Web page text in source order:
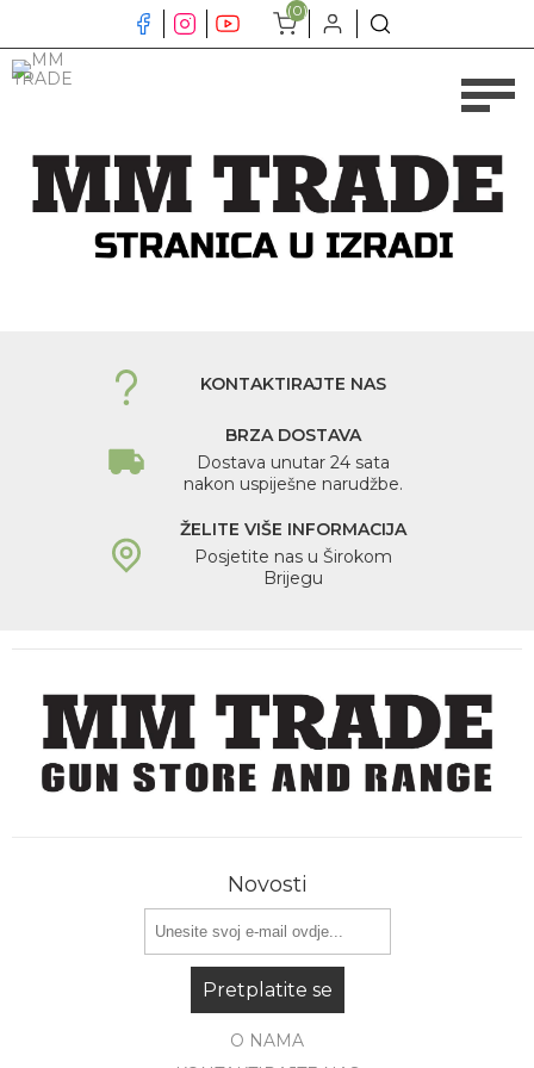
(0)
KONTAKTIRAJTE NAS
BRZA DOSTAVA
Dostava unutar 24 sata
nakon uspiješne narudžbe.
ŽELITE VIŠE INFORMACIJA
Posjetite nas u Širokom
Brijegu
Novosti
Pretplatite se
O NAMA